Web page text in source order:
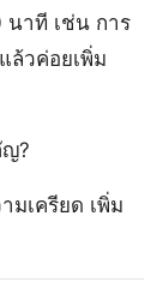
นาที เช่น การ
ล้วค่อยเพิ่ม
?
เครียด เพิ่ม